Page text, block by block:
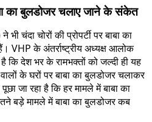
का बुलडोजर चलाए जाने के संकेत
भी चंदा चोरों की प्रोपर्टी पर बाबा का
VHP के अंतर्राष्ट्रीय अध्यक्ष आलोक
देश भर के रामभक्तों को जल्दी ही यह
के घरों पर बाबा का बुलडोजर चलाकर
जा रहा है कि हर मामले में बाबा का
बड़े मामले में बाबा का बुलडोजर कब